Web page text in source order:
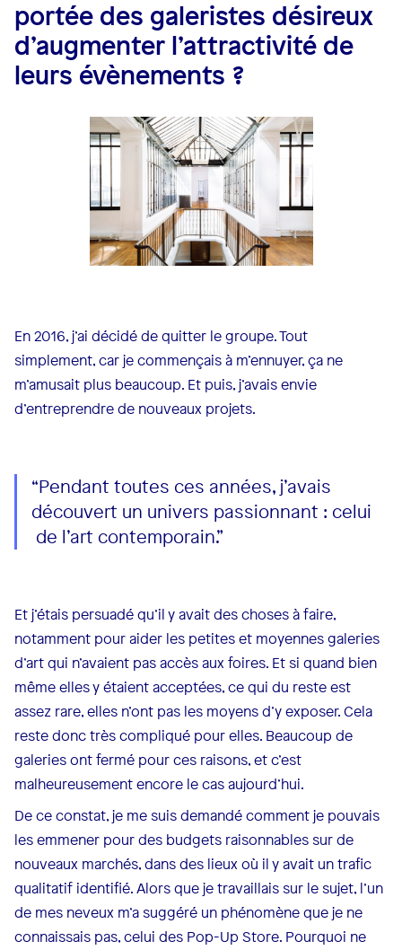
portée des galeristes désireux
d’augmenter l’attractivité de
leurs évènements ?
En 2016, j’ai décidé de quitter le groupe. Tout
simplement, car je commençais à m’ennuyer, ça ne
m’amusait plus beaucoup. Et puis, j’avais envie
d’entreprendre de nouveaux projets.
“Pendant toutes ces années, j’avais
découvert un univers passionnant : celui
de l’art contemporain.”
Et j’étais persuadé qu’il y avait des choses à faire,
notamment pour aider les petites et moyennes galeries
d’art qui n’avaient pas accès aux foires. Et si quand bien
même elles y étaient acceptées, ce qui du reste est
assez rare, elles n’ont pas les moyens d’y exposer. Cela
reste donc très compliqué pour elles. Beaucoup de
galeries ont fermé pour ces raisons, et c’est
malheureusement encore le cas aujourd’hui.
De ce constat, je me suis demandé comment je pouvais
les emmener pour des budgets raisonnables sur de
nouveaux marchés, dans des lieux où il y avait un trafic
qualitatif identifié. Alors que je travaillais sur le sujet, l’un
de mes neveux m’a suggéré un phénomène que je ne
connaissais pas, celui des Pop-Up Store. Pourquoi ne